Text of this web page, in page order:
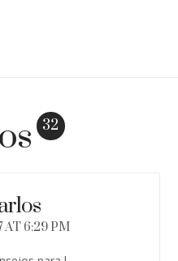
32
AT 6:29 PM